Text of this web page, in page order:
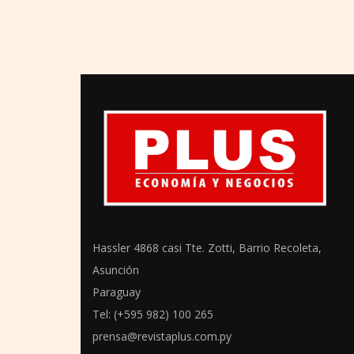
Hassler 4868 casi Tte. Zotti, Barrio Recoleta,
Asunción
Paraguay
Tel: (+595 982) 100 265
prensa@revistaplus.com.py